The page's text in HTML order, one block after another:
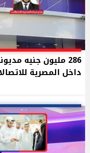
داخل المصرية